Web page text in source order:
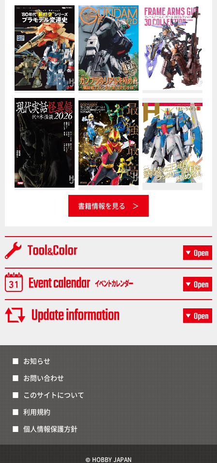
書籍情報を見る
お知らせ
お問い合わせ
このサイトについて
利用規約
個人情報保護方針
© HOBBY JAPAN